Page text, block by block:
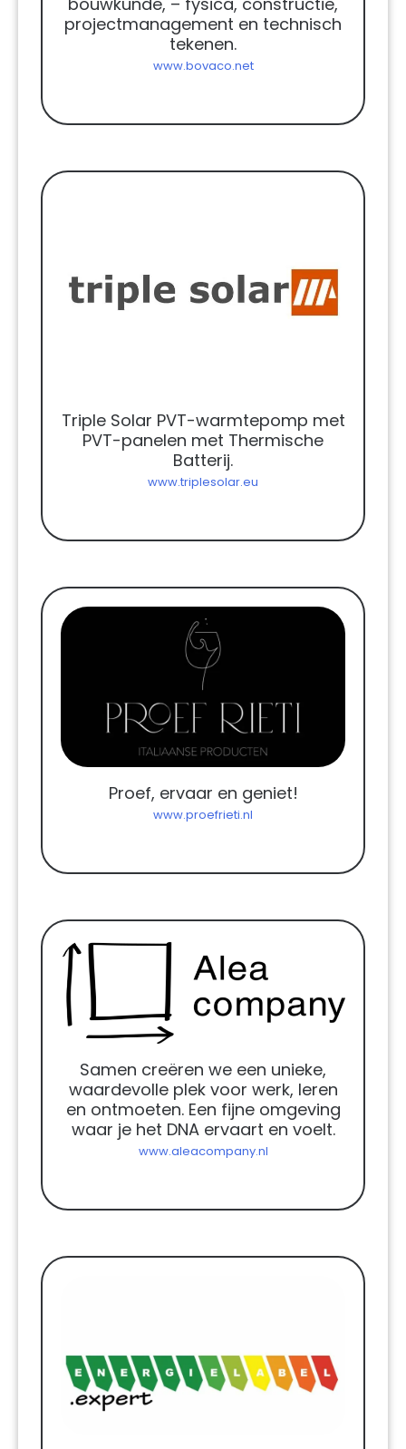
projectmanagement en technisch
tekenen.
www.bovaco.net
Triple Solar PVT-warmtepomp met
PVT-panelen met Thermische
Batterij.
www.triplesolar.eu
Proef, ervaar en geniet!
www.proefrieti.nl
Samen creëren we een unieke,
waardevolle plek voor werk, leren
en ontmoeten. Een fijne omgeving
waar je het DNA ervaart en voelt.
www.aleacompany.nl